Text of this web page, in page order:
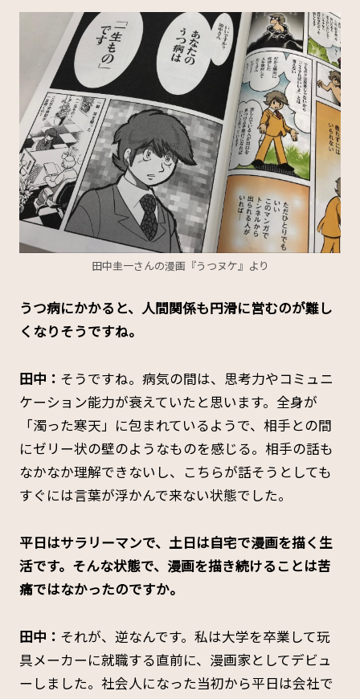
田中圭一さんの漫画『うつヌケ』より
――うつ病にかかると、人間関係も円滑に営むのが難し
くなりそうですね。
田中： そうですね。病気の間は、思考力やコミュニ
ケーション能力が衰えていたと思います。全身が
「濁った寒天」に包まれているようで、相手との間
にゼリー状の壁のようなものを感じる。相手の話も
なかなか理解できないし、こちらが話そうとしても
すぐには言葉が浮かんで来ない状態でした。
――平日はサラリーマンで、土日は自宅で漫画を描く生
活です。そんな状態で、漫画を描き続けることは苦
痛ではなかったのですか。
田中： それが、逆なんです。私は大学を卒業して玩
具メーカーに就職する直前に、漫画家としてデビュ
ーしました。社会人になった当初から平日は会社で